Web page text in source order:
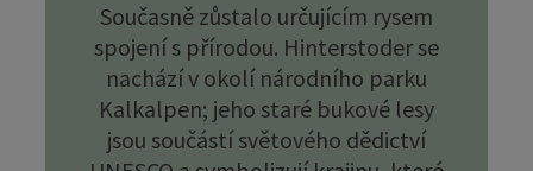
Současně zůstalo určujícím rysem
spojení s přírodou. Hinterstoder se
nachází v okolí národního parku
Kalkalpen; jeho staré bukové lesy
jsou součástí světového dědictví